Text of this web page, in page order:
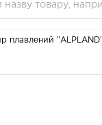
плавлений